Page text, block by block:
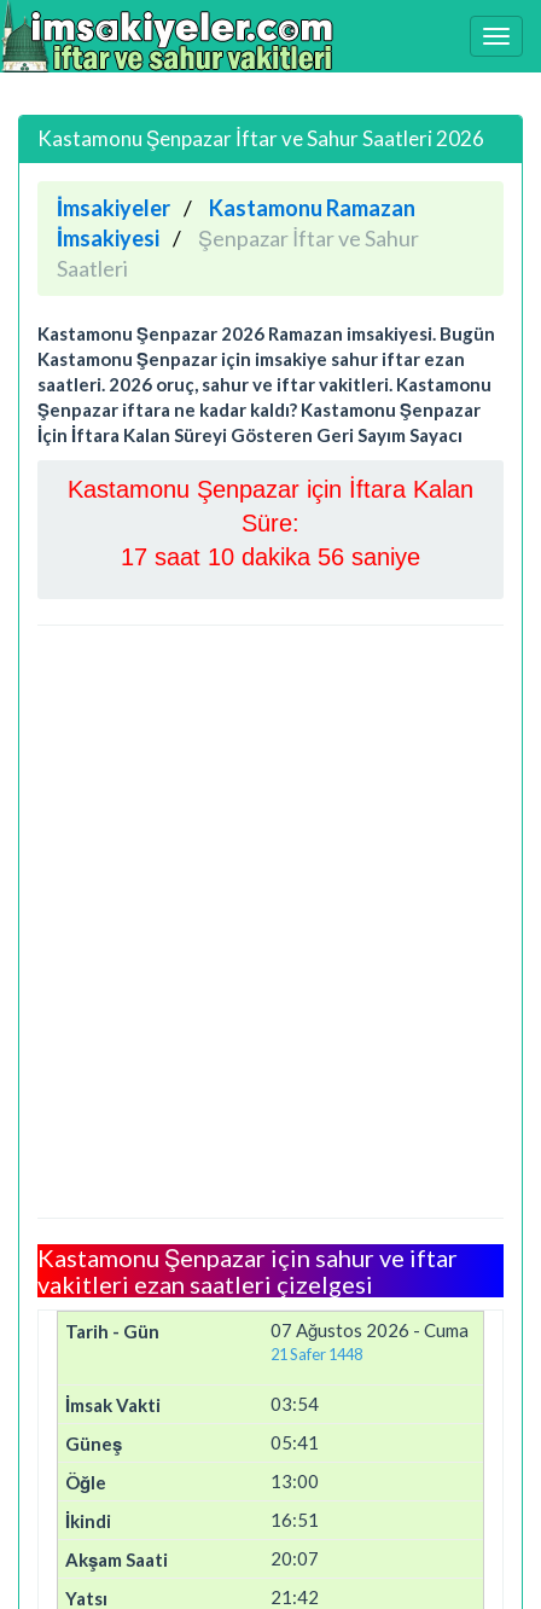
Kastamonu Şenpazar İftar ve Sahur Saatleri 2026
İmsakiyeler
Kastamonu Ramazan
İmsakiyesi
Şenpazar İftar ve Sahur
Saatleri
Kastamonu Şenpazar 2026 Ramazan imsakiyesi. Bugün
Kastamonu Şenpazar için imsakiye sahur iftar ezan
saatleri. 2026 oruç, sahur ve iftar vakitleri. Kastamonu
Şenpazar iftara ne kadar kaldı? Kastamonu Şenpazar
İçin İftara Kalan Süreyi Gösteren Geri Sayım Sayacı
Kastamonu Şenpazar için İftara Kalan
Süre:
17 saat 10 dakika 56 saniye
Kastamonu Şenpazar için sahur ve iftar
vakitleri ezan saatleri çizelgesi
07 Ağustos 2026 - Cuma
21 Safer 1448
03:54
05:41
13:00
16:51
20:07
21:42